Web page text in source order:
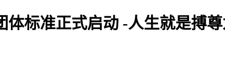
标准正式启动 -人生就是搏